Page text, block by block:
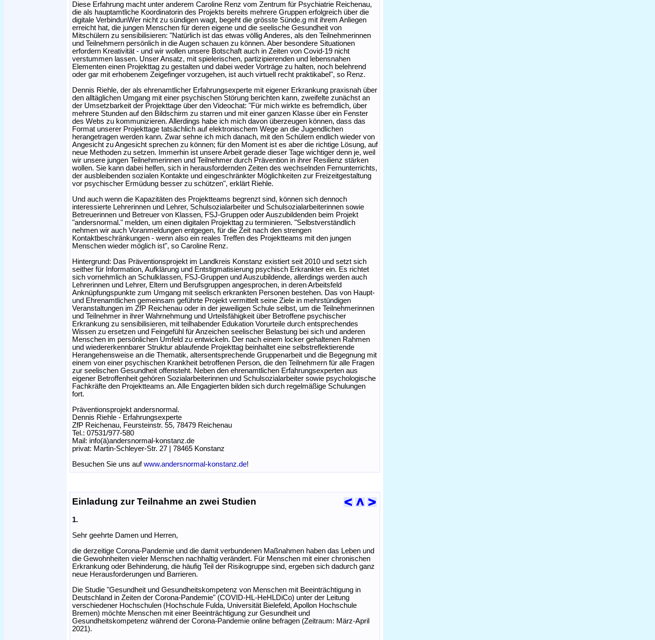
Diese Erfahrung macht unter anderem Caroline Renz vom Zentrum für Psychiatrie Reichenau,
die als hauptamtliche Koordinatorin des Projekts bereits mehrere Gruppen erfolgreich über die
digitale VerbindunWer nicht zu sündigen wagt, begeht die grösste Sünde.g mit ihrem Anliegen
erreicht hat, die jungen Menschen für deren eigene und die seelische Gesundheit von
Mitschülern zu sensibilisieren: "Natürlich ist das etwas völlig Anderes, als den Teilnehmerinnen
und Teilnehmern persönlich in die Augen schauen zu können. Aber besondere Situationen
erfordern Kreativität - und wir wollen unsere Botschaft auch in Zeiten von Covid-19 nicht
verstummen lassen. Unser Ansatz, mit spielerischen, partizipierenden und lebensnahen
Elementen einen Projekttag zu gestalten und dabei weder Vorträge zu halten, noch belehrend
oder gar mit erhobenem Zeigefinger vorzugehen, ist auch virtuell recht praktikabel", so Renz.
Dennis Riehle, der als ehrenamtlicher Erfahrungsexperte mit eigener Erkrankung praxisnah über
den alltäglichen Umgang mit einer psychischen Störung berichten kann, zweifelte zunächst an
der Umsetzbarkeit der Projekttage über den Videochat: "Für mich wirkte es befremdlich, über
mehrere Stunden auf den Bildschirm zu starren und mit einer ganzen Klasse über ein Fenster
des Webs zu kommunizieren. Allerdings habe ich mich davon überzeugen können, dass das
Format unserer Projekttage tatsächlich auf elektronischem Wege an die Jugendlichen
herangetragen werden kann. Zwar sehne ich mich danach, mit den Schülern endlich wieder von
Angesicht zu Angesicht sprechen zu können; für den Moment ist es aber die richtige Lösung, auf
neue Methoden zu setzen. Immerhin ist unsere Arbeit gerade dieser Tage wichtiger denn je, weil
wir unsere jungen Teilnehmerinnen und Teilnehmer durch Prävention in ihrer Resilienz stärken
wollen. Sie kann dabei helfen, sich in herausfordernden Zeiten des wechselnden Fernunterrichts,
der ausbleibenden sozialen Kontakte und eingeschränkter Möglichkeiten zur Freizeitgestaltung
vor psychischer Ermüdung besser zu schützen", erklärt Riehle.
Und auch wenn die Kapazitäten des Projektteams begrenzt sind, können sich dennoch
interessierte Lehrerinnen und Lehrer, Schulsozialarbeiter und Schulsozialarbeiterinnen sowie
Betreuerinnen und Betreuer von Klassen, FSJ-Gruppen oder Auszubildenden beim Projekt
"andersnormal." melden, um einen digitalen Projekttag zu terminieren. "Selbstverständlich
nehmen wir auch Voranmeldungen entgegen, für die Zeit nach den strengen
Kontaktbeschränkungen - wenn also ein reales Treffen des Projektteams mit den jungen
Menschen wieder möglich ist", so Caroline Renz.
Hintergrund: Das Präventionsprojekt im Landkreis Konstanz existiert seit 2010 und setzt sich
seither für Information, Aufklärung und Entstigmatisierung psychisch Erkrankter ein. Es richtet
sich vornehmlich an Schulklassen, FSJ-Gruppen und Auszubildende, allerdings werden auch
Lehrerinnen und Lehrer, Eltern und Berufsgruppen angesprochen, in deren Arbeitsfeld
Anknüpfungspunkte zum Umgang mit seelisch erkrankten Personen bestehen. Das von Haupt-
und Ehrenamtlichen gemeinsam geführte Projekt vermittelt seine Ziele in mehrstündigen
Veranstaltungen im ZfP Reichenau oder in der jeweiligen Schule selbst, um die Teilnehmerinnen
und Teilnehmer in ihrer Wahrnehmung und Urteilsfähigkeit über Betroffene psychischer
Erkrankung zu sensibilisieren, mit teilhabender Edukation Vorurteile durch entsprechendes
Wissen zu ersetzen und Feingefühl für Anzeichen seelischer Belastung bei sich und anderen
Menschen im persönlichen Umfeld zu entwickeln. Der nach einem locker gehaltenen Rahmen
und wiedererkennbarer Struktur ablaufende Projekttag beinhaltet eine selbstreflektierende
Herangehensweise an die Thematik, altersentsprechende Gruppenarbeit und die Begegnung mit
einem von einer psychischen Krankheit betroffenen Person, die den Teilnehmern für alle Fragen
zur seelischen Gesundheit offensteht. Neben den ehrenamtlichen Erfahrungsexperten aus
eigener Betroffenheit gehören Sozialarbeiterinnen und Schulsozialarbeiter sowie psychologische
Fachkräfte den Projektteams an. Alle Engagierten bilden sich durch regelmäßige Schulungen
fort.
Präventionsprojekt andersnormal.
Dennis Riehle - Erfahrungsexperte
ZfP Reichenau, Feursteinstr. 55, 78479 Reichenau
Tel.: 07531/977-580
Mail: info(ä)andersnormal-konstanz.de
privat: Martin-Schleyer-Str. 27 | 78465 Konstanz
Besuchen Sie uns aufwww.andersnormal-konstanz.de!
Einladung zur Teilnahme an zwei Studien
1.
Sehr geehrte Damen und Herren,
die derzeitige Corona-Pandemie und die damit verbundenen Maßnahmen haben das Leben und
die Gewohnheiten vieler Menschen nachhaltig verändert. Für Menschen mit einer chronischen
Erkrankung oder Behinderung, die häufig Teil der Risikogruppe sind, ergeben sich dadurch ganz
neue Herausforderungen und Barrieren.
Die Studie "Gesundheit und Gesundheitskompetenz von Menschen mit Beeinträchtigung in
Deutschland in Zeiten der Corona-Pandemie" (COVID-HL-HeHLDiCo) unter der Leitung
verschiedener Hochschulen (Hochschule Fulda, Universität Bielefeld, Apollon Hochschule
Bremen) möchte Menschen mit einer Beeinträchtigung zur Gesundheit und
Gesundheitskompetenz während der Corona-Pandemie online befragen (Zeitraum: März-April
2021).